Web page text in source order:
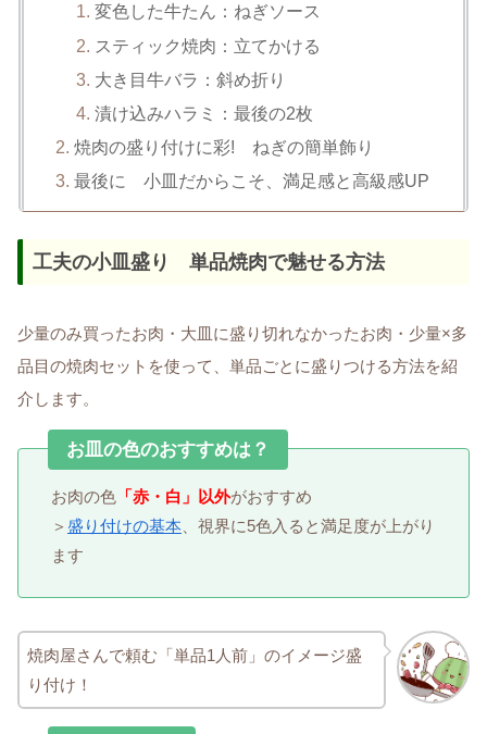
変色した牛たん：ねぎソース
スティック焼肉：立てかける
大き目牛バラ：斜め折り
漬け込みハラミ：最後の2枚
焼肉の盛り付けに彩! ねぎの簡単飾り
最後に 小皿だからこそ、満足感と高級感UP
工夫の小皿盛り 単品焼肉で魅せる方法
少量のみ買ったお肉・大皿に盛り切れなかったお肉・少量×多
品目の焼肉セットを使って、単品ごとに盛りつける方法を紹
介します。
お皿の色のおすすめは？
お肉の色 「赤・白」以外がおすすめ
＞ 盛り付けの基本 、視界に5色入ると満足度が上がり
ます
焼肉屋さんで頼む「単品1人前」のイメージ盛
り付け！